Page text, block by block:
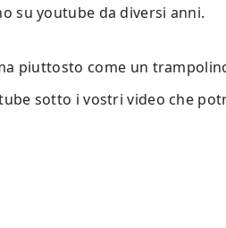
su youtube da diversi anni.
piuttosto come un
sotto i vostri video che